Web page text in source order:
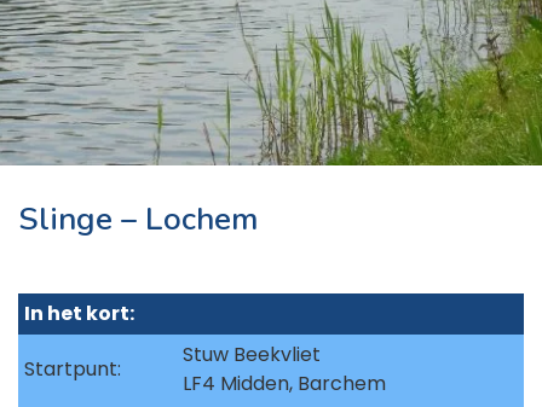
Slinge – Lochem
In het kort:
Startpunt:
Stuw Beekvliet
LF4 Midden, Barchem